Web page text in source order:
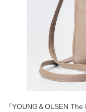
『YOUNG＆OLSEN